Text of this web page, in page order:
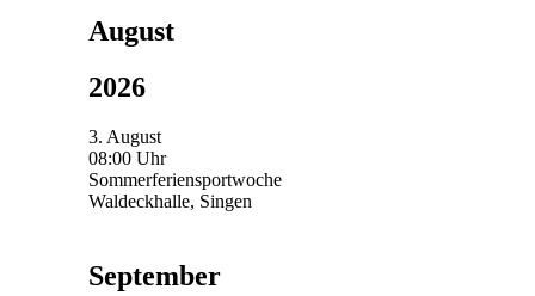
August
2026
3. August
08:00 Uhr
Sommerferiensportwoche
Waldeckhalle, Singen
September